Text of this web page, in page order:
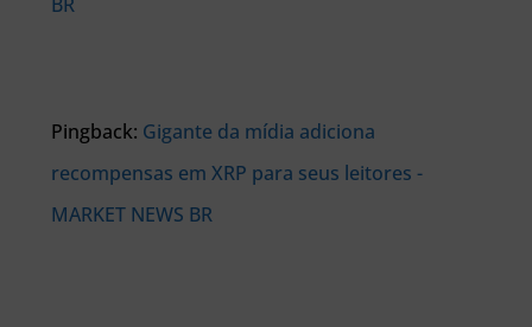
Pingback: Gigante da mídia adiciona
recompensas em XRP para seus leitores -
MARKET NEWS BR